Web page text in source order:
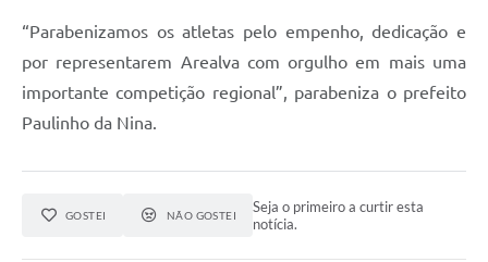
“Parabenizamos os atletas pelo empenho, dedicação e
por representarem Arealva com orgulho em mais uma
importante competição regional”, parabeniza o prefeito
Paulinho da Nina.
GOSTEI NÃO GOSTEI
Seja o primeiro a curtir esta
notícia.